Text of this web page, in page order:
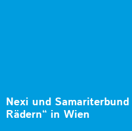
Nexi und
Rädern“ in Wien